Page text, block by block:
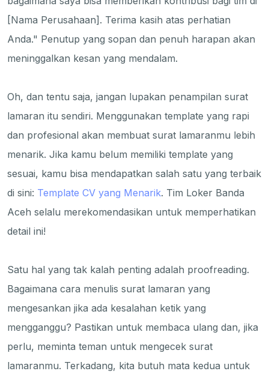
[Nama Perusahaan]. Terima kasih atas perhatian
Anda." Penutup yang sopan dan penuh harapan akan
meninggalkan kesan yang mendalam.
Oh, dan tentu saja, jangan lupakan penampilan surat
lamaran itu sendiri. Menggunakan template yang rapi
dan profesional akan membuat surat lamaranmu lebih
menarik. Jika kamu belum memiliki template yang
sesuai, kamu bisa mendapatkan salah satu yang terbaik
di sini: Template CV yang Menarik. Tim Loker Banda
Aceh selalu merekomendasikan untuk memperhatikan
detail ini!
Satu hal yang tak kalah penting adalah proofreading.
Bagaimana cara menulis surat lamaran yang
mengesankan jika ada kesalahan ketik yang
mengganggu? Pastikan untuk membaca ulang dan, jika
perlu, meminta teman untuk mengecek surat
lamaranmu. Terkadang, kita butuh mata kedua untuk